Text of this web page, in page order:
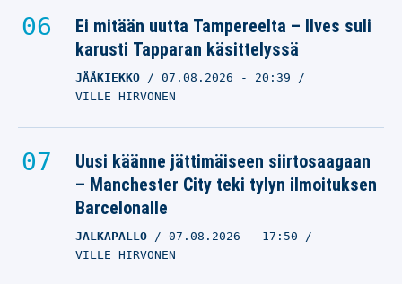
Ei mitään uutta Tampereelta – Ilves suli
karusti Tapparan käsittelyssä
JÄÄKIEKKO 07.08.2026 - 20:39
VILLE HIRVONEN
Uusi käänne jättimäiseen siirtosaagaan
– Manchester City teki tylyn ilmoituksen
Barcelonalle
JALKAPALLO 07.08.2026 - 17:50
VILLE HIRVONEN